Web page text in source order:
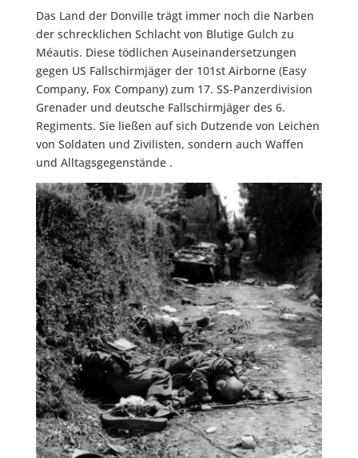
Das Land der Donville trägt immer noch die Narben
der schrecklichen Schlacht von Blutige Gulch zu
Méautis. Diese tödlichen Auseinandersetzungen
gegen US Fallschirmjäger der 101st Airborne (Easy
Company, Fox Company) zum 17. SS-Panzerdivision
Grenader und deutsche Fallschirmjäger des 6.
Regiments. Sie ließen auf sich Dutzende von Leichen
von Soldaten und Zivilisten, sondern auch Waffen
und Alltagsgegenstände .